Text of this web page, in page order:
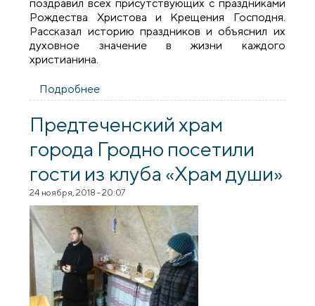
поздравил всех присутствующих с праздниками
Рождества Христова и Крещения Господня.
Рассказал историю праздников и объяснил их
духовное значение в жизни каждого
христианина.
Подробнее
с военнослужащими 557-й инженерной
Предтеченский храм
города Гродно посетили
гости из клуба «Храм души»
24 ноября, 2018 - 20:07